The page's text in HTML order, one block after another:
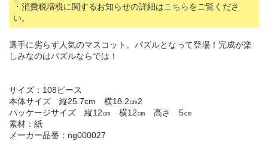
・消費税増税に関するお知らせの詳細はこちらをご覧くださ
い。
選手に劣らず人気のマスコット。パズルとなって登場！完成が楽
しみなのはパズルならでは！
サイズ：108ピース
本体サイズ 縦25.7cm 横18.2㎝2
パッケージサイズ 縦12㎝ 横12㎝ 高さ 5㎝
素材：紙
メーカー品番：ng000027